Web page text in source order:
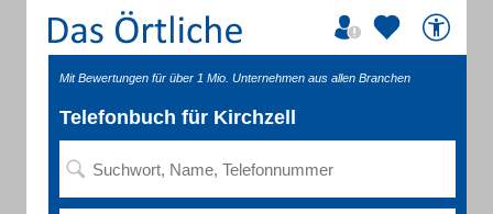
Mit Bewertungen für über 1 Mio. Unternehmen aus allen Branchen
Telefonbuch für Kirchzell